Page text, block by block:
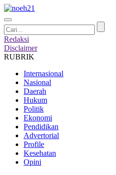
Redaksi
Disclaimer
RUBRIK
Internasional
Nasional
Daerah
Hukum
Politik
Ekonomi
Pendidikan
Advertorial
Profile
Kesehatan
Opini